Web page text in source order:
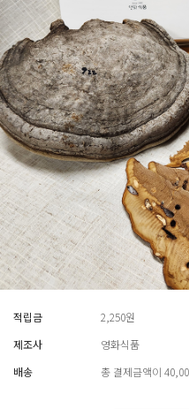
적립금
2,250원
제조사
영화식품
배송
총 결제금액이